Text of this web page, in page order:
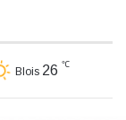
Blois 26 ℃